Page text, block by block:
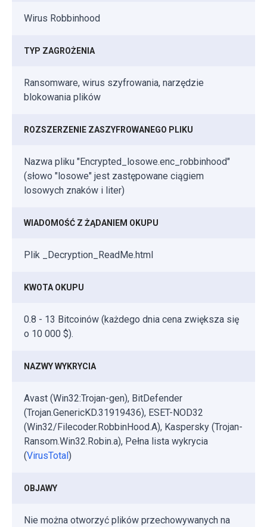
Wirus Robbinhood
TYP ZAGROŻENIA
Ransomware, wirus szyfrowania, narzędzie
blokowania plików
ROZSZERZENIE ZASZYFROWANEGO PLIKU
Nazwa pliku "Encrypted_losowe.enc_robbinhood"
(słowo "losowe" jest zastępowane ciągiem
losowych znaków i liter)
WIADOMOŚĆ Z ŻĄDANIEM OKUPU
Plik _Decryption_ReadMe.html
KWOTA OKUPU
0.8 - 13 Bitcoinów (każdego dnia cena zwiększa się
o 10 000 $).
NAZWY WYKRYCIA
Avast (Win32:Trojan-gen), BitDefender
(Trojan.GenericKD.31919436), ESET-NOD32
(Win32/Filecoder.RobbinHood.A), Kaspersky (Trojan-
Ransom.Win32.Robin.a), Pełna lista wykrycia
(VirusTotal )
OBJAWY
Nie można otworzyć plików przechowywanych na